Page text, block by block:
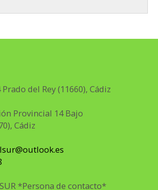
del Rey (11660), Cádiz
Provincial 14 Bajo
Cádiz
SUR *Persona de contacto*